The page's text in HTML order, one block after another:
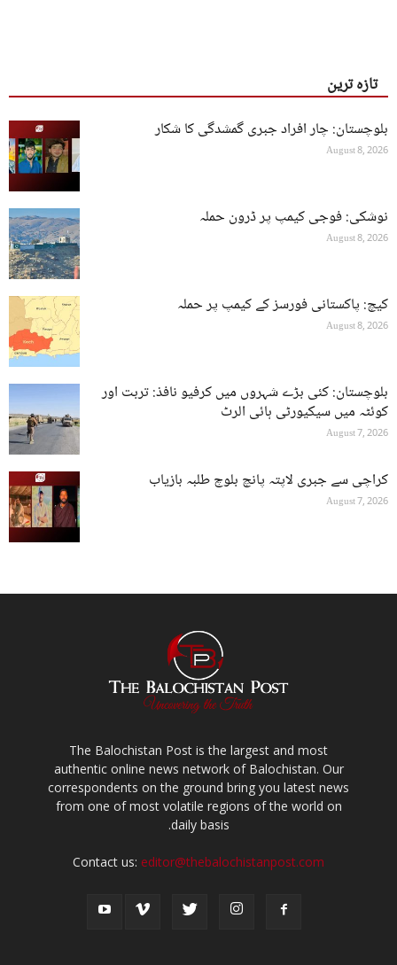
تازہ ترین
بلوچستان: چار افراد جبری گمشدگی کا شکار
August 8, 2026
نوشکی: فوجی کیمپ پر ڈرون حملہ
August 8, 2026
کیچ: پاکستانی فورسز کے کیمپ پر حملہ
August 8, 2026
بلوچستان: کئی بڑے شہروں میں کرفیو نافذ: تربت اور
کوئٹہ میں سیکیورٹی ہائی الرٹ
August 7, 2026
کراچی سے جبری لاپتہ پانچ بلوچ طلبہ بازیاب
August 7, 2026
The Balochistan Post is the largest and most
authentic online news network of Balochistan. Our
correspondents on the ground bring you latest news
from one of most volatile regions of the world on
daily basis.
Contact us: editor@thebalochistanpost.com